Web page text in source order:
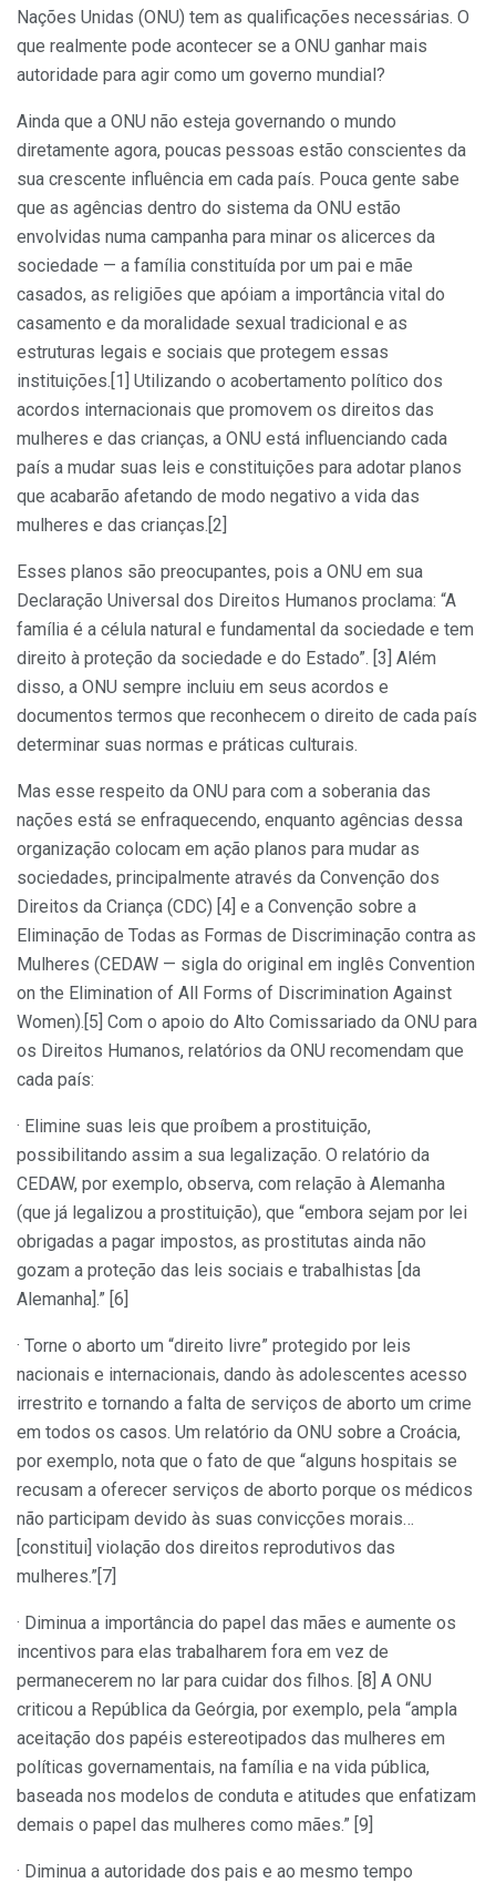
Nações Unidas (ONU) tem as qualificações necessárias. O
que realmente pode acontecer se a ONU ganhar mais
autoridade para agir como um governo mundial?
Ainda que a ONU não esteja governando o mundo
diretamente agora, poucas pessoas estão conscientes da
sua crescente influência em cada país. Pouca gente sabe
que as agências dentro do sistema da ONU estão
envolvidas numa campanha para minar os alicerces da
sociedade — a família constituída por um pai e mãe
casados, as religiões que apóiam a importância vital do
casamento e da moralidade sexual tradicional e as
estruturas legais e sociais que protegem essas
instituições.[1] Utilizando o acobertamento político dos
acordos internacionais que promovem os direitos das
mulheres e das crianças, a ONU está influenciando cada
país a mudar suas leis e constituições para adotar planos
que acabarão afetando de modo negativo a vida das
mulheres e das crianças.[2]
Esses planos são preocupantes, pois a ONU em sua
Declaração Universal dos Direitos Humanos proclama: “A
família é a célula natural e fundamental da sociedade e tem
direito à proteção da sociedade e do Estado”. [3] Além
disso, a ONU sempre incluiu em seus acordos e
documentos termos que reconhecem o direito de cada país
determinar suas normas e práticas culturais.
Mas esse respeito da ONU para com a soberania das
nações está se enfraquecendo, enquanto agências dessa
organização colocam em ação planos para mudar as
sociedades, principalmente através da Convenção dos
Direitos da Criança (CDC) [4] e a Convenção sobre a
Eliminação de Todas as Formas de Discriminação contra as
Mulheres (CEDAW — sigla do original em inglês Convention
on the Elimination of All Forms of Discrimination Against
Women).[5] Com o apoio do Alto Comissariado da ONU para
os Direitos Humanos, relatórios da ONU recomendam que
cada país:
· Elimine suas leis que proíbem a prostituição,
possibilitando assim a sua legalização. O relatório da
CEDAW, por exemplo, observa, com relação à Alemanha
(que já legalizou a prostituição), que “embora sejam por lei
obrigadas a pagar impostos, as prostitutas ainda não
gozam a proteção das leis sociais e trabalhistas [da
Alemanha].” [6]
· Torne o aborto um “direito livre” protegido por leis
nacionais e internacionais, dando às adolescentes acesso
irrestrito e tornando a falta de serviços de aborto um crime
em todos os casos. Um relatório da ONU sobre a Croácia,
por exemplo, nota que o fato de que “alguns hospitais se
recusam a oferecer serviços de aborto porque os médicos
não participam devido às suas convicções morais…
[constitui] violação dos direitos reprodutivos das
mulheres.”[7]
· Diminua a importância do papel das mães e aumente os
incentivos para elas trabalharem fora em vez de
permanecerem no lar para cuidar dos filhos. [8] A ONU
criticou a República da Geórgia, por exemplo, pela “ampla
aceitação dos papéis estereotipados das mulheres em
políticas governamentais, na família e na vida pública,
baseada nos modelos de conduta e atitudes que enfatizam
demais o papel das mulheres como mães.” [9]
· Diminua a autoridade dos pais e ao mesmo tempo